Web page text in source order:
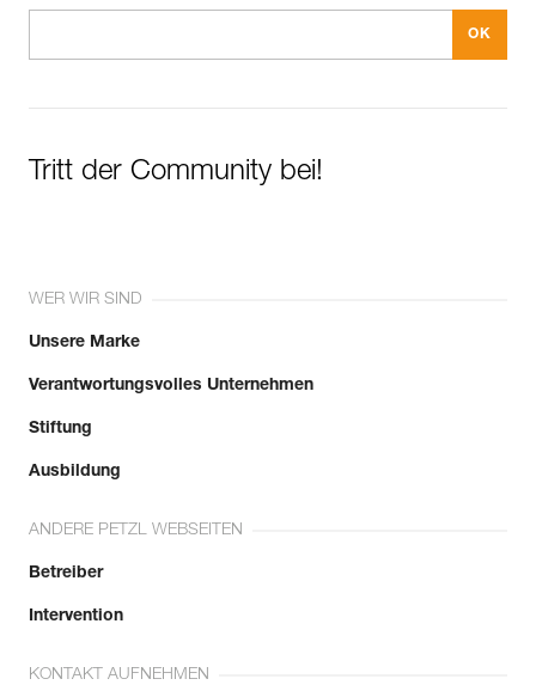
Tritt der Community bei!
WER WIR SIND
Unsere Marke
Verantwortungsvolles Unternehmen
Stiftung
Ausbildung
ANDERE PETZL WEBSEITEN
Betreiber
Intervention
KONTAKT AUFNEHMEN